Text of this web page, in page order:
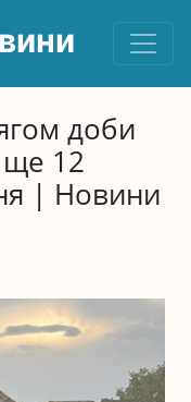
доби
ще 12
| Новини